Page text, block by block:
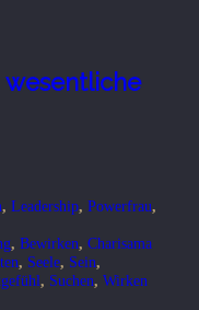
wesentliche
, Leadership, Powerfrau,
, Bewirken, Charisama
, Seele, Sein,
, Suchen, Wirken